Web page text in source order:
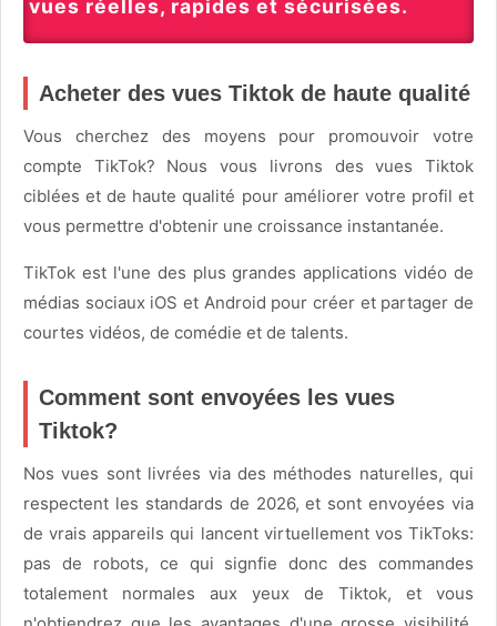
vues réelles, rapides et sécurisées.
Acheter des vues Tiktok de haute qualité
Vous cherchez des moyens pour promouvoir votre
compte TikTok? Nous vous livrons des vues Tiktok
ciblées et de haute qualité pour améliorer votre profil et
vous permettre d'obtenir une croissance instantanée.
TikTok est l'une des plus grandes applications vidéo de
médias sociaux iOS et Android pour créer et partager de
courtes vidéos, de comédie et de talents.
Comment sont envoyées les vues
Tiktok?
Nos vues sont livrées via des méthodes naturelles, qui
respectent les standards de 2026, et sont envoyées via
de vrais appareils qui lancent virtuellement vos TikToks:
pas de robots, ce qui signfie donc des commandes
totalement normales aux yeux de Tiktok, et vous